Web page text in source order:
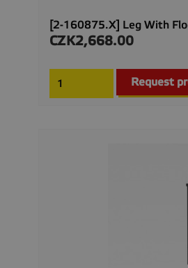
[2-160875.X] Leg With
Price
CZK2,668.00
Request